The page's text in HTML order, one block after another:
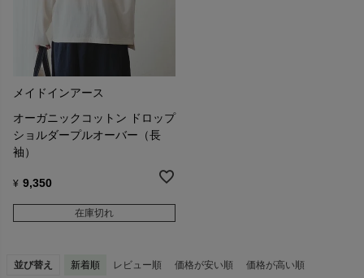
メイドインアース
オーガニックコットン ドロップ
ショルダープルオーバー（長
袖）
¥ 9,350
在庫切れ
並び替え 新着順 レビュー順 価格が安い順 価格が高い順